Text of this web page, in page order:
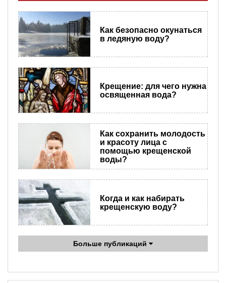
Как безопасно окунаться
в ледяную воду?
Крещение: для чего нужна
освященная вода?
Как сохранить молодость
и красоту лица с
помощью крещенской
воды?
Когда и как набирать
крещенскую воду?
Больше публикаций